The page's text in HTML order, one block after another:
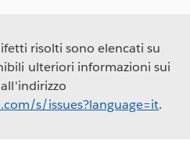
risolti sono elencati su
ulteriori informazioni sui
s/issues?language=it.